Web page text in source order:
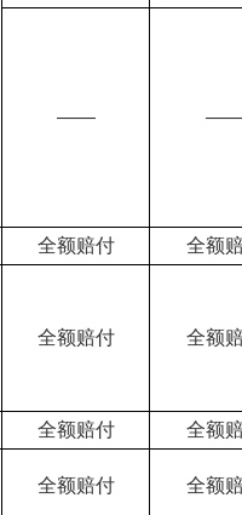
——
全额赔付 全额
全额赔付 全额
全额赔付 全额
全额赔付 全额